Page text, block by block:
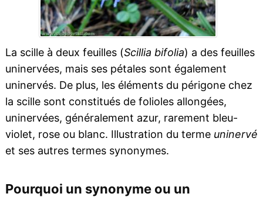
La scille à deux feuilles (Scillia bifolia) a des feuilles
uninervées, mais ses pétales sont également
uninervés. De plus, les éléments du périgone chez
la scille sont constitués de folioles allongées,
uninervées, généralement azur, rarement bleu-
violet, rose ou blanc. Illustration du terme uninervé
et ses autres termes synonymes.
Pourquoi un synonyme ou un